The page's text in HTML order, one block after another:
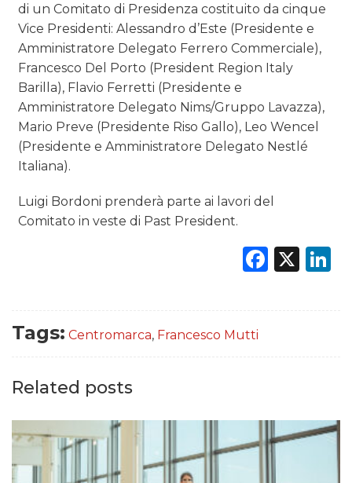
di un Comitato di Presidenza costituito da cinque
Vice Presidenti: Alessandro d’Este (Presidente e
Amministratore Delegato Ferrero Commerciale),
Francesco Del Porto (President Region Italy
Barilla), Flavio Ferretti (Presidente e
Amministratore Delegato Nims/Gruppo Lavazza),
Mario Preve (Presidente Riso Gallo), Leo Wencel
(Presidente e Amministratore Delegato Nestlé
Italiana).
Luigi Bordoni prenderà parte ai lavori del
Comitato in veste di Past President.
X
Tags: Centromarca, Francesco Mutti
Related posts